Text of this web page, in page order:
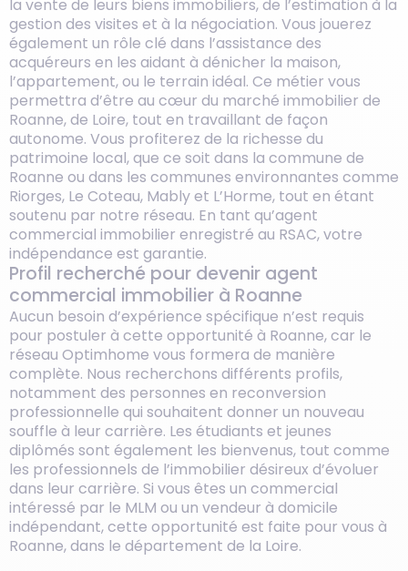
la vente de leurs biens immobiliers, de l’estimation à la
gestion des visites et à la négociation. Vous jouerez
également un rôle clé dans l’assistance des
acquéreurs en les aidant à dénicher la maison,
l’appartement, ou le terrain idéal. Ce métier vous
permettra d’être au cœur du marché immobilier de
Roanne, de Loire, tout en travaillant de façon
autonome. Vous profiterez de la richesse du
patrimoine local, que ce soit dans la commune de
Roanne ou dans les communes environnantes comme
Riorges, Le Coteau, Mably et L’Horme, tout en étant
soutenu par notre réseau. En tant qu’agent
commercial immobilier enregistré au RSAC, votre
indépendance est garantie.
Profil recherché pour devenir agent
commercial immobilier à Roanne
Aucun besoin d’expérience spécifique n’est requis
pour postuler à cette opportunité à Roanne, car le
réseau Optimhome vous formera de manière
complète. Nous recherchons différents profils,
notamment des personnes en reconversion
professionnelle qui souhaitent donner un nouveau
souffle à leur carrière. Les étudiants et jeunes
diplômés sont également les bienvenus, tout comme
les professionnels de l’immobilier désireux d’évoluer
dans leur carrière. Si vous êtes un commercial
intéressé par le MLM ou un vendeur à domicile
indépendant, cette opportunité est faite pour vous à
Roanne, dans le département de la Loire.